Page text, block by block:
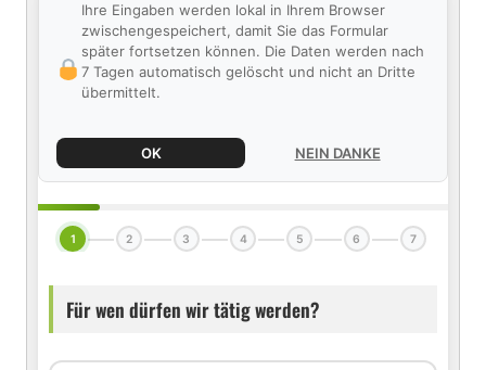
Ihre Eingaben werden lokal in Ihrem Browser
zwischengespeichert, damit Sie das Formular
später fortsetzen können. Die Daten werden nach
7 Tagen automatisch gelöscht und nicht an Dritte
übermittelt.
OK NEIN DANKE
1 2 3 4 5 6 7
Für wen dürfen wir tätig werden?